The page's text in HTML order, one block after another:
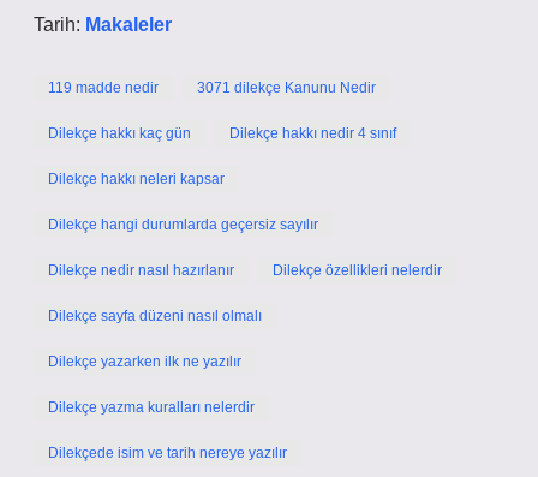
Tarih: Makaleler
119 madde nedir 3071 dilekçe Kanunu Nedir
Dilekçe hakkı kaç gün Dilekçe hakkı nedir 4 sınıf
Dilekçe hakkı neleri kapsar
Dilekçe hangi durumlarda geçersiz sayılır
Dilekçe nedir nasıl hazırlanır Dilekçe özellikleri nelerdir
Dilekçe sayfa düzeni nasıl olmalı
Dilekçe yazarken ilk ne yazılır
Dilekçe yazma kuralları nelerdir
Dilekçede isim ve tarih nereye yazılır